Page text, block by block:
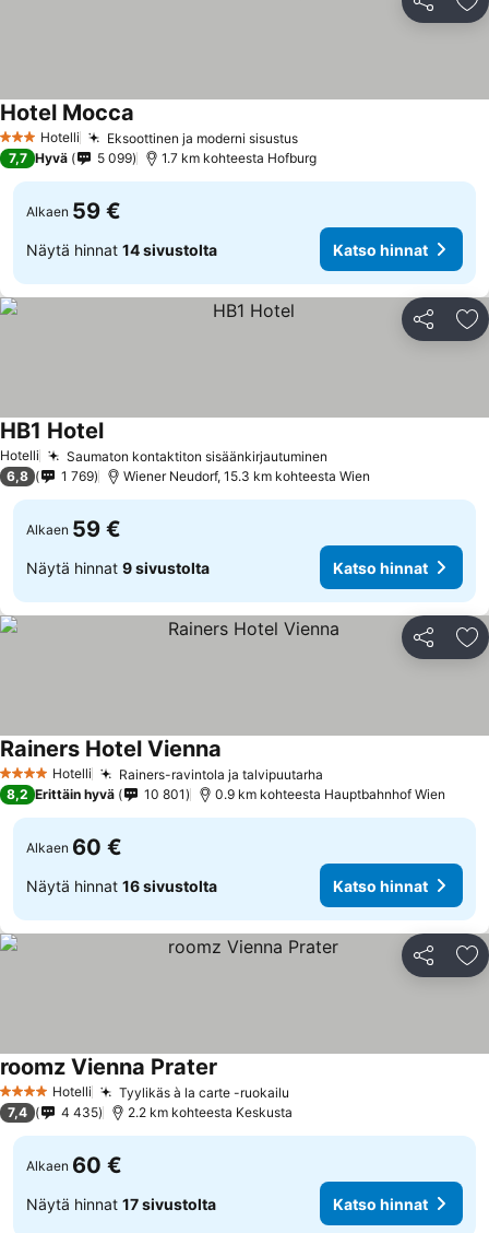
Jaa
3 Tähtiluokitus
Hotelli Eksoottinen ja moderni sisustus
Hotel Mocca
7,7 Hyvä 5 099 1.7 km kohteesta Hofburg
Alkaen 59 €
Näytä hinnat 14 sivustolta Katso hinnat
Jaa
Hotelli Saumaton kontaktiton sisäänkirjautuminen
HB1 Hotel
6,8 1 769 Wiener Neudorf, 15.3 km kohteesta Wien
Alkaen 59 €
Näytä hinnat 9 sivustolta Katso hinnat
Jaa
4 Tähtiluokitus
Hotelli Rainers-ravintola ja talvipuutarha
Rainers Hotel Vienna
8,2 Erittäin hyvä 10 801 0.9 km kohteesta Hauptbahnhof Wien
Alkaen 60 €
Näytä hinnat 16 sivustolta Katso hinnat
Jaa
4 Tähtiluokitus
Hotelli Tyylikäs à la carte -ruokailu
roomz Vienna Prater
7,4 4 435 2.2 km kohteesta Keskusta
Alkaen 60 €
Näytä hinnat 17 sivustolta Katso hinnat